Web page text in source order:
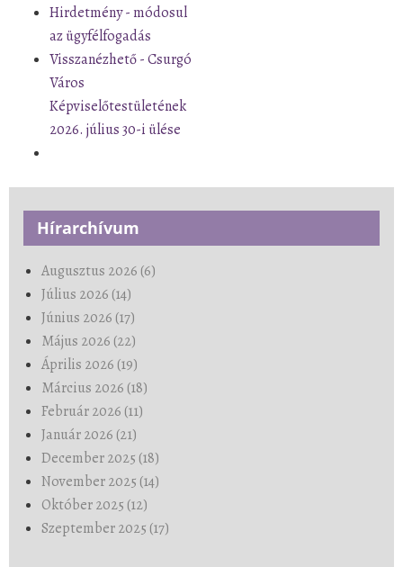
Hirdetmény - módosul
az ügyfélfogadás
Visszanézhető - Csurgó
Város
Képviselőtestületének
2026. július 30-i ülése
Hírarchívum
Augusztus 2026 (6)
Július 2026 (14)
Június 2026 (17)
Május 2026 (22)
Április 2026 (19)
Március 2026 (18)
Február 2026 (11)
Január 2026 (21)
December 2025 (18)
November 2025 (14)
Október 2025 (12)
Szeptember 2025 (17)